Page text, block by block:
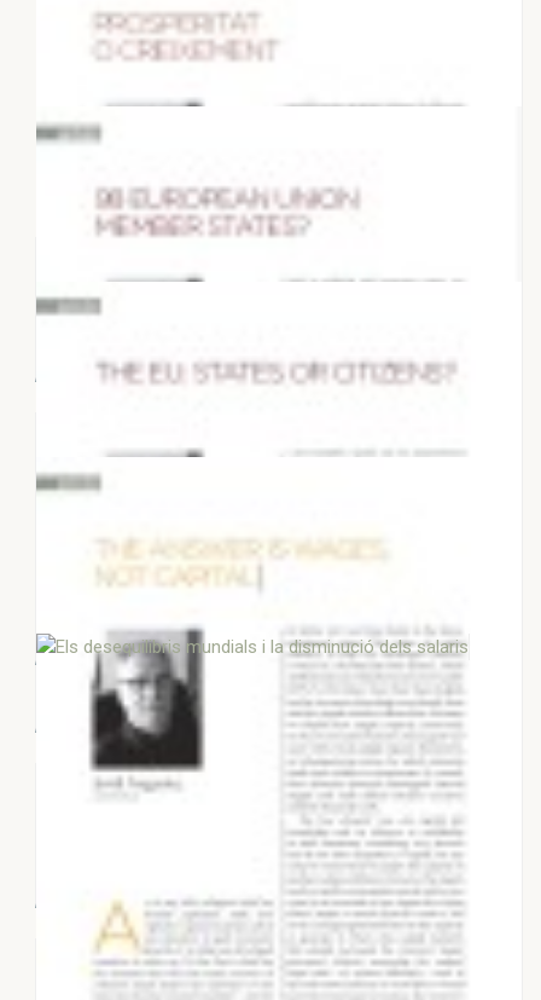
Articles "Quina Europa volem?"
Prosperitat o creixement
98 Estats Membres de la Unió
Europea?
4 D’OCTUBRE 2017
La UE. Estats o ciutadans ?
23 DE JUNY 2017
La resposta és salari, no capital
1 DE JUNY 2017
Els desequilibris mundials i la
disminució dels salaris
Catalunya Ciutats
Democràcia Llegat Pasqual Maragall Desigualtats
Canvi climàtic Europa econòmica Barcelona Europa social